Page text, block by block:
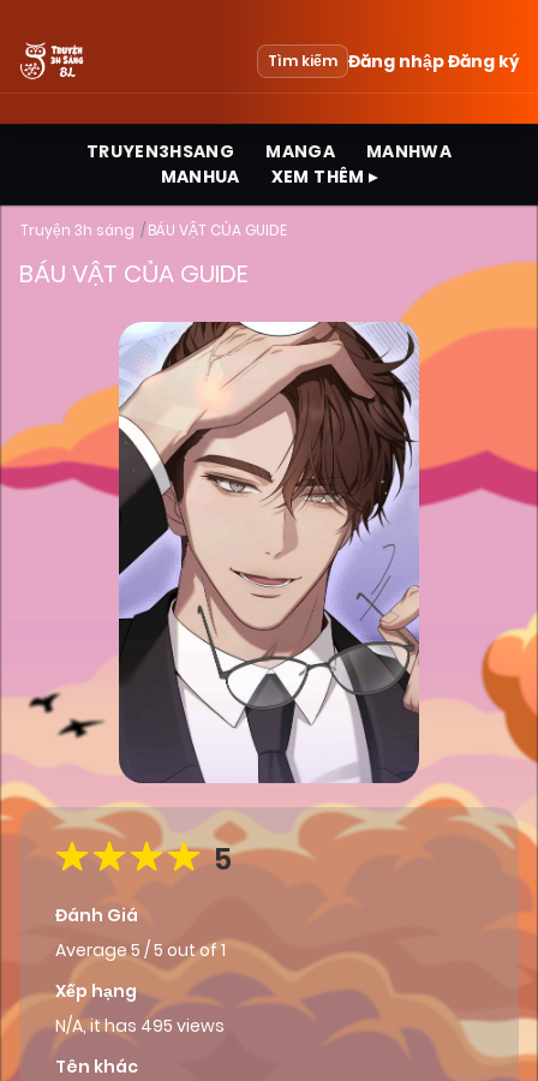
Tìm kiếm Đăng nhậpĐăng ký
TRUYEN3HSANG MANGA
MANHWA
MANHUA
XEM THÊM ▸
Truyện 3h sáng BÁU VẬT CỦA GUIDE
BÁU VẬT CỦA GUIDE
5
Đánh Giá
Average5 /5 out of 1
Xếp hạng
N/A, it has 495 views
Tên khác